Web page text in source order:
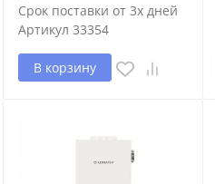
Срок поставки от 3х дней
Артикул 33354
В корзину